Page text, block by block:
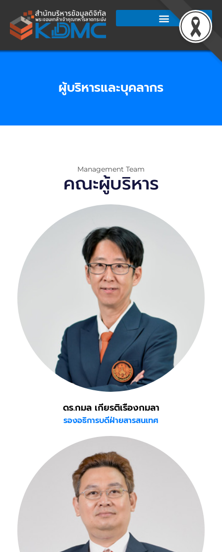
content
ผู้บริหารและบุคลากร
Management Team
คณะผู้บริหาร
ดร.กมล เกียรติเรืองกมลา
รองอธิการบดีฝ่ายสารสนเทศ